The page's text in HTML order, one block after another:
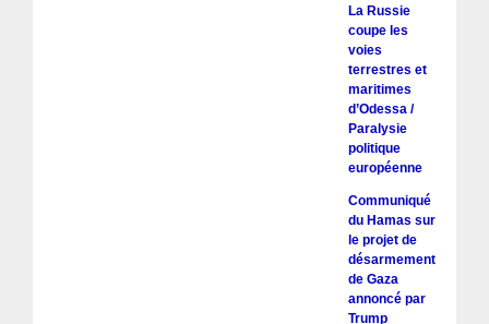
La Russie
coupe les
voies
terrestres et
maritimes
d’Odessa /
Paralysie
politique
européenne
Communiqué
du Hamas sur
le projet de
désarmement
de Gaza
annoncé par
Trump